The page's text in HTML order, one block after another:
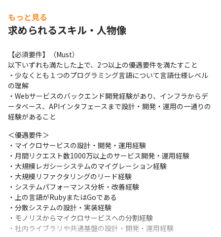
発プロセス全体の効率を向上させる上で不可欠な活動であり当チ
ームがその役割をになっています。
各プロダクトから利用される共通の基盤ライブラリや、開発を支
援し、効率を向上させるためのツール群を開発します。これによ
り、開発プロセスの標準化、自動化、そして品質向上が図られ、
結果として開発組織全体の生産性向上に直接的に貢献します。
※会社の事業状況やご本人の適性に応じて担当する業務内容が変
更となる場合があります
■現状の課題/今後取り組みたいこと
・マイクロサービス化が進むプロダクト群の有機的接続基盤
マイクロサービスに分かれているプロダクト群を、より連携しや
すく、一体的に機能させるための基盤を構築することが大きな課
題です。これまでは例えば複数サービスを跨ったend-to-endな
session管理を容易にする機構や、横断的機能の段階的リリースを
実現するfeature-flag基盤を開発してきました。サービスの拡
大、トラフィック増加に伴い、より弾力性のある基盤が求められ
ています。
・多数のサービスと大規模データに耐え得るイベントバス
もっと見る
求められるスキル・人物像
【必須要件】（Must）
以下いずれも満たした上で、2つ以上の優遇要件を満たすこと
・少なくとも１つのプログラミング言語について言語仕様レベル
の理解
・Webサービスのバックエンド開発経験があり、インフラからデ
ータベース、APIインタフェースまで設計・開発・運用の一通りの
経験があること
＜優遇要件＞
・マイクロサービスの設計・開発・運用経験
・月間リクエスト数1000万以上のサービス開発・運用経験
・大規模レガシーシステムのマイグレーション経験
・大規模リファクタリングのリード経験
・システムパフォーマンス分析・改善経験
・上の言語がRubyまたはGoである
・分散システムの設計・実装経験
・モノリスからマイクロサービスへの分割経験
・社内ライブラリや共通基盤の設計・開発・運用経験